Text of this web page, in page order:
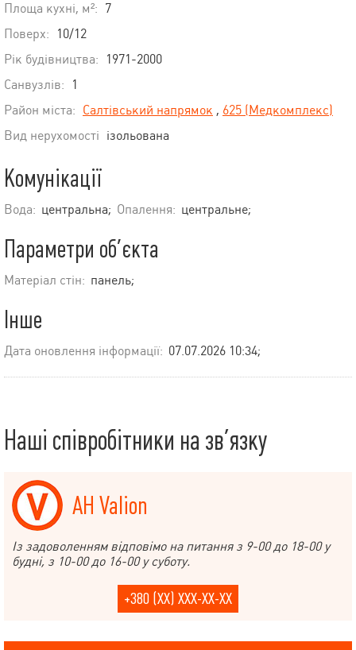
Площа кухні, м²: 7
Поверх:
10/12
Рік будівництва:
1971-2000
Санвузлів:
1
Район міста: Салтівський напрямок , 625 (Медкомплекс)
Вид нерухомості ізольована
Комунікації
Вода: центральна; Опалення: центральне;
Параметри об’єкта
Матеріал стін: панель;
Інше
Дата оновлення інформації: 07.07.2026 10:34;
Наші співробітники на зв’язку
АН Valion
Із задоволенням відповімо на питання з 9-00 до 18-00 у
будні, з 10-00 до 16-00 у суботу.
+380 (XX) XXX-XX-XX